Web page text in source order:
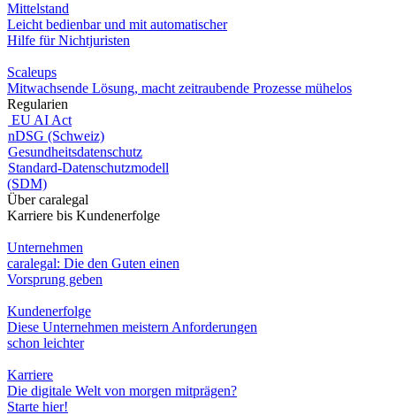
Mittelstand
Leicht bedienbar und mit automatischer
Hilfe für Nichtjuristen
Scaleups
Mitwachsende Lösung, macht zeitraubende Prozesse mühelos
Regularien
EU AI Act
nDSG (Schweiz)
Gesundheitsdatenschutz
Standard-Datenschutzmodell
(SDM)
Über caralegal
Karriere bis Kundenerfolge
Unternehmen
caralegal: Die den Guten einen
Vorsprung geben
Kundenerfolge
Diese Unternehmen meistern Anforderungen
schon leichter
Karriere
Die digitale Welt von morgen mitprägen?
Starte hier!